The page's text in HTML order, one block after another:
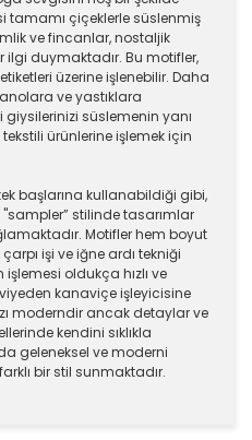
tamamı çiçeklerle süslenmiş
ve fincanlar, nostaljik
ilgi duymaktadır. Bu motifler,
üzerine işlenebilir. Daha
ve yastıklara
giysilerinizi süslemenin yanı
ürünlerine işlemek için
başlarına kullanabildiği gibi,
"sampler” stilinde tasarımlar
Motifler hem boyut
işi ve iğne ardı tekniği
oldukça hızlı ve
kanaviçe işleyicisine
moderndir ancak detaylar ve
kendini sıklıkla
geleneksel ve moderni
bir stil sunmaktadır.